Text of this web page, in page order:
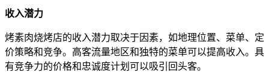
收入潜力
烤素肉烧烤店的收入潜力取决于因素，如地理位置、菜单、定
价策略和竞争。高客流量地区和独特的菜单可以提高收入。具
有竞争力的价格和忠诚度计划可以吸引回头客。